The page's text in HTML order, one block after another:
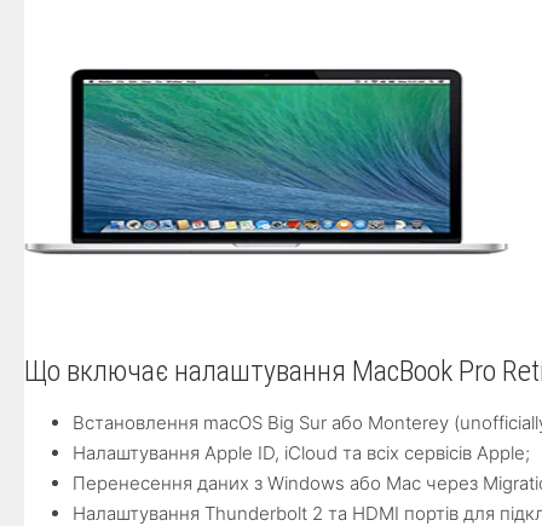
Що включає налаштування MacBook Pro
Встановлення macOS Big Sur або Monterey
Налаштування Apple ID, iCloud та всіх сервісів Apple;
Перенесення даних з Windows або Mac через
Налаштування Thunderbolt 2 та HDMI портів для